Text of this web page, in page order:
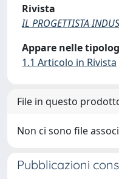
Rivista
IL PROGETTISTA
Appare nelle
1.1 Articolo in Rivista
File in questo
Non ci sono file
Pubblicazioni